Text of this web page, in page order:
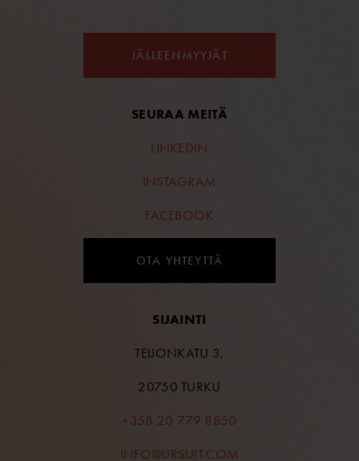
JÄLLEENMYYJÄT
SEURAA MEITÄ
LINKEDIN
INSTAGRAM
FACEBOOK
OTA YHTEYTTÄ
SIJAINTI
TEIJONKATU 3,
20750 TURKU
+358 20 779 8850
INFO@URSUIT.COM